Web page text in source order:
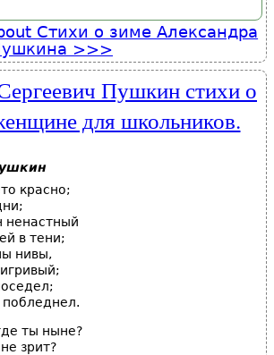
Стихи о зиме Александра
Пушкин стихи о
для школьников.
красно;
ненастный
в тени;
нивы,
ты ныне?
зрит?